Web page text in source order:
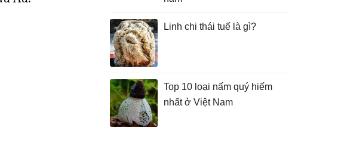
Linh chi thái tuế là gì?
Top 10 loại nấm quý hiếm
nhất ở Việt Nam